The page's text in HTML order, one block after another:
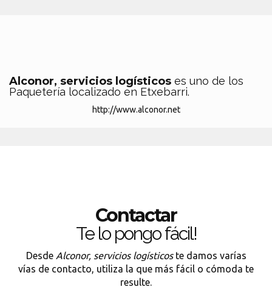
Alconor, servicios logísticos es uno de los
Paquetería localizado en Etxebarri.
http://www.alconor.net
Contactar
Te lo pongo fácil!
Desde Alconor, servicios logísticoste damos varías
vías de contacto, utiliza la que más fácil o cómoda te
resulte.